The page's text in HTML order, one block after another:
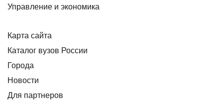
Управление и экономика
Карта сайта
Каталог вузов России
Города
Новости
Для партнеров